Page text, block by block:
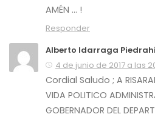
AMÉN … !
Responder
Alberto Idarraga
4 de junio de 2017 a las
Cordial Saludo ; A
VIDA POLITICO
GOBERNADOR DEL